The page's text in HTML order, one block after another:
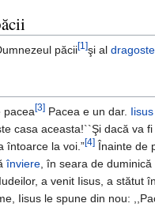
păcii[1]şi al
pacea[3] Pacea e un dar. Iisus
casa aceasta!``Şi dacă va
întoarce la voi.”[4] Înainte de
înviere, în seara de
a venit Iisus, a stătut
Iisus le spune din nou: